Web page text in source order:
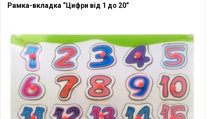
Рамка-вкладка “Цифри від 1 до 20”